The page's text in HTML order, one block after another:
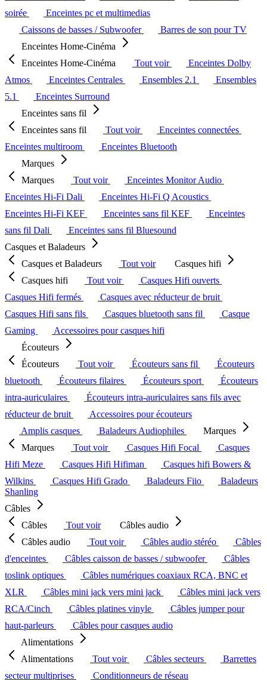
soirée
Enceintes pc et multimedias
Caissons de basses / Subwoofer
Barres de son pour TV
Enceintes Home-Cinéma
Enceintes Home-Cinéma
Tout voir
Enceintes Dolby
Atmos
Enceintes Centrales Ensembles 2.1
Ensembles
5.1
Enceintes Surround
Enceintes sans fil
Enceintes sans fil
Tout voir
Enceintes connectées
Enceintes multiroom
Enceintes Bluetooth
Marques
Marques
Tout voir
Enceintes Monitor Audio
Enceintes Hi-Fi Dali
Enceintes Hi-Fi Q Acoustics
Enceintes Hi-Fi KEF
Enceintes sans fil KEF
Enceintes
sans fil Dali
Enceintes sans fil Bluesound
Casques et Baladeurs
Casques et Baladeurs
Tout voir
Casques hifi
Casques hifi
Tout voir
Casques Hifi ouverts
Casques Hifi fermés
Casques avec réducteur de bruit
Casques Hifi sans fils
Casques bluetooth sans fil
Casque
Gaming
Accessoires pour casques hifi
Écouteurs
Écouteurs
Tout voir Écouteurs sans fil
Écouteurs
bluetooth
Écouteurs filaires Écouteurs sport
Écouteurs
intra-auriculaires
Écouteurs intra-auriculaires sans fils avec
réducteur de bruit
Accessoires pour écouteurs
Amplis casques
Baladeurs Audiophiles
Marques
Marques
Tout voir Casques Hifi Focal
Casques
Hifi Meze
Casques Hifi Hifiman
Casques hifi Bowers &
Wilkins
Casques Hifi Grado Baladeurs Fiio
Baladeurs
Shanling
Câbles
Câbles
Tout voir
Câbles audio
Câbles audio
Tout voir Câbles audio stéréo
Câbles
d'enceintes
Câbles caisson de basses / subwoofer
Câbles
toslink optiques
Câbles numériques coaxiaux RCA, BNC et
XLR
Câbles mini jack vers mini jack
Câbles mini jack vers
RCA/Cinch
Câbles platines vinyle
Câbles jumper pour
haut-parleurs
Câbles pour casques audio
Alimentations
Alimentations
Tout voir Câbles secteurs
Barrettes
secteur multiprises
Conditionneurs de réseau